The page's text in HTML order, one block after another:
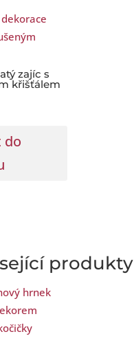
zajíc s
křišťálem
do
produkty